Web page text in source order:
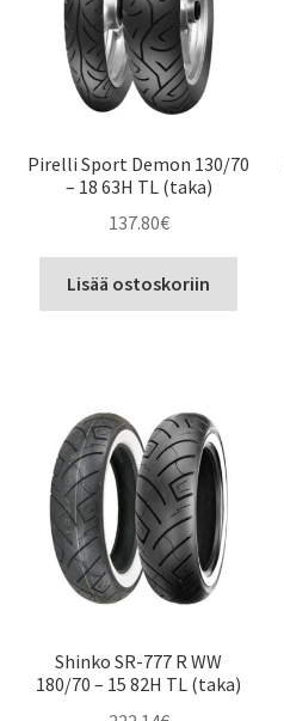
Pirelli Sport Demon 130/70
– 18 63H TL (taka)
137.80€
Lisää ostoskoriin
Shinko SR-777 R WW
180/70 – 15 82H TL (taka)